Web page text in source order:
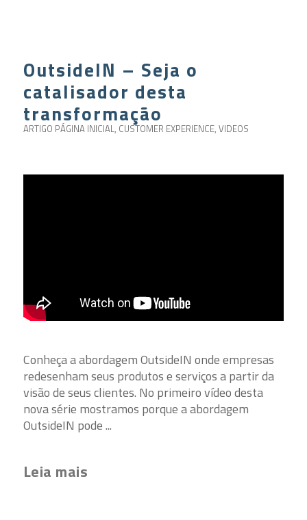
OutsideIN – Seja o
catalisador desta
transformação
ARTIGO PÁGINA INICIAL, CUSTOMER EXPERIENCE, VIDEOS
Conheça a abordagem OutsideIN onde empresas
redesenham seus produtos e serviços a partir da
visão de seus clientes. No primeiro vídeo desta
nova série mostramos porque a abordagem
OutsideIN pode ...
Leia mais